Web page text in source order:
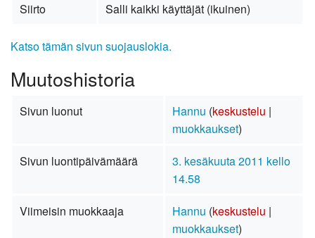
Siirto
Salli kaikki käyttäjät (ikuinen)
Katso tämän sivun suojauslokia.
Muutoshistoria
Sivun luonut Hannu (keskustelu |
muokkaukset)
Sivun luontipäivämäärä
3. kesäkuuta 2011 kello
14.58
Viimeisin muokkaaja
Hannu (keskustelu |
muokkaukset)